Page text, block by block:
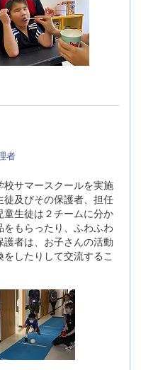
者
サマースクールを実施
徒及びその保護者、担任
生徒は２チームに分か
もらったり、ふわふわ
者は、お子さんの活動
したりして交流するこ